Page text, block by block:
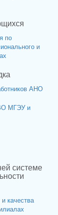
по
и
АНО
МГЭУ и
системе
качества